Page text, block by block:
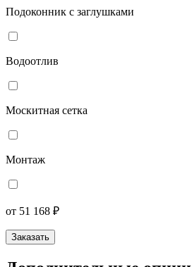
Подоконник с заглушками
Водоотлив
Москитная сетка
Монтаж
от 51 168 ₽
Заказать